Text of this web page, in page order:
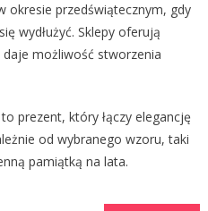
okresie przedświątecznym, gdy
wydłużyć. Sklepy oferują
możliwość stworzenia
prezent, który łączy elegancję
od wybranego wzoru, taki
pamiątką na lata.